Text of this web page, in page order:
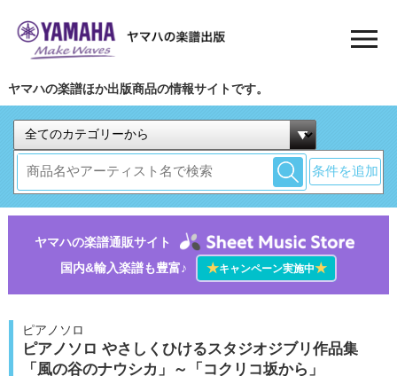
ヤマハの楽譜ほか出版商品の情報サイトです。
条件を追加
ヤマハの楽譜通販サイト
国内&輸入楽譜も豊富♪
★キャンペーン実施中★
ピアノソロ
ピアノソロ やさしくひけるスタジオジブリ作品集
「風の谷のナウシカ」～「コクリコ坂から」